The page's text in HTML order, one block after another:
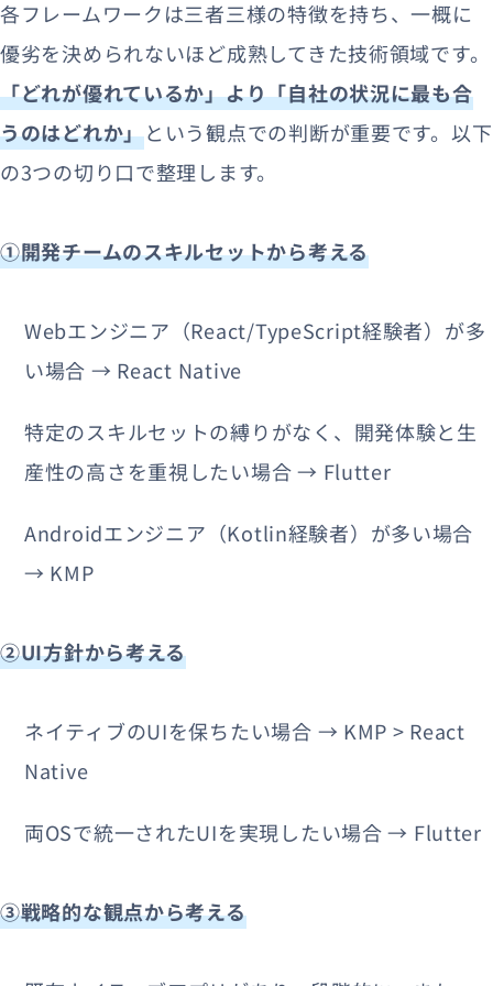
各フレームワークは三者三様の特徴を持ち、一概に
優劣を決められないほど成熟してきた技術領域です。
「どれが優れているか」より「自社の状況に最も合
うのはどれか」という観点での判断が重要です。以下
の3つの切り口で整理します。
①開発チームのスキルセットから考える
Webエンジニア（React/TypeScript経験者）が多
い場合 → React Native
特定のスキルセットの縛りがなく、開発体験と生
産性の高さを重視したい場合 → Flutter
Androidエンジニア（Kotlin経験者）が多い場合
→ KMP
②UI方針から考える
ネイティブのUIを保ちたい場合 → KMP > React
Native
両OSで統一されたUIを実現したい場合 → Flutter
③戦略的な観点から考える